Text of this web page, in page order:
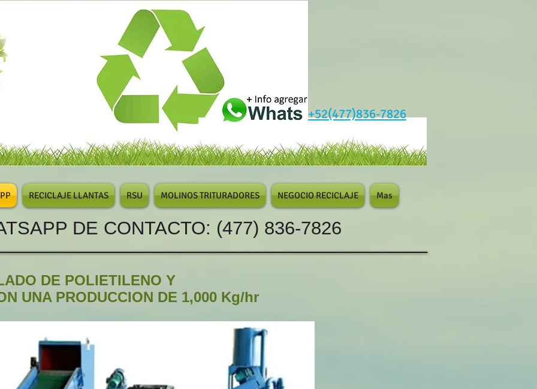
+52(477)836-7826
RECICLAJE LLANTAS RSU MOLINOS TRITURADORES NEGOCIO RECICLAJE Mas
DE CONTACTO: (477) 836-7826
DE POLIETILENO Y
UNA PRODUCCION DE 1,000 Kg/hr